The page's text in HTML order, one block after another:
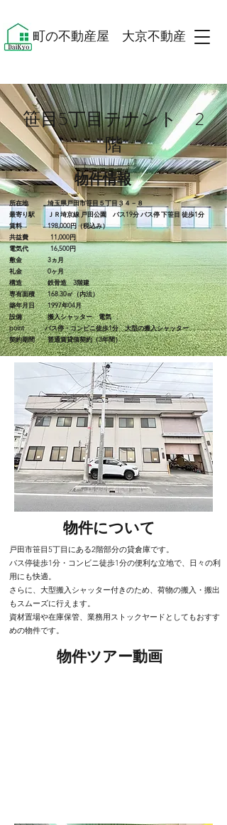
​町の不動産屋 大京不動産 ​
​笹目5丁目テナント 2
階
​物件情報
所在地 埼玉県戸田市笹目５丁目３４－８
最寄り駅 ＪＲ埼京線 戸田公園 バス19分 バス停 下笹目 徒歩1分
賃料 198,000円（税込み）
共益費 11,000円
電気代 16,500円
敷金 3ヵ月
礼金 0ヶ月
構造 鉄骨造 3階建
専有面積 168.30㎡（内法）
築年月日 1997年04月
設備 搬入シャッター 電気
point バス停・コンビニ徒歩1分 大型の搬入シャッター
​契約期間 普通賃貸借契約（3年間）
​物件について
戸田市笹目5丁目にある2階部分の貸倉庫です。
バス停徒歩1分・コンビニ徒歩1分の便利な立地で、日々の利
用にも快適。
さらに、大型搬入シャッター付きのため、荷物の搬入・搬出
もスムーズに行えます。
資材置場や在庫保管、業務用ストックヤードとしてもおすす
めの物件です。
​物件ツアー動画